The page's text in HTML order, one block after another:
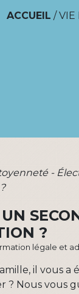
ACCUEIL /VIE
-
?
légale et
il vous
Nous vous